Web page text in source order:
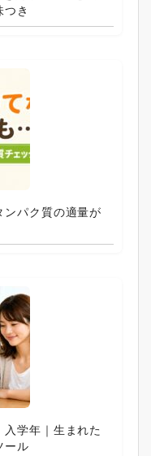
き
ンパク質の適量が
学年｜生まれた
ール